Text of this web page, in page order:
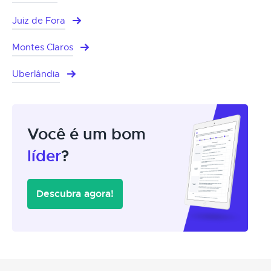
Juiz de Fora
Montes Claros
Uberlândia
Você é um bom
líder?
Descubra agora!